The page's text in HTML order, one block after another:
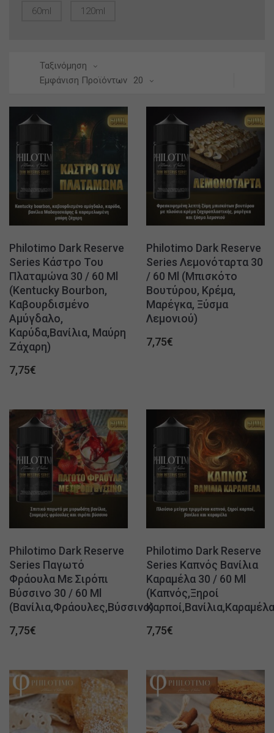
60ml 120ml
Ταξινόμηση
Εμφάνιση Προϊόντων
20
Philotimo Dark Reserve
Series Κάστρο Του
Πλαταμώνα 30 / 60 Ml
(Kentucky Bourbon,
Καβουρδισμένο
Αμύγδαλο,
Καρύδα,Βανίλια, Μαύρη
Ζάχαρη)
7,75€
Philotimo Dark Reserve
Series Λεμονόταρτα 30
/ 60 Ml (Μπισκότο
Βουτύρου, Κρέμα,
Μαρέγκα, Ξύσμα
Λεμονιού)
7,75€
Philotimo Dark Reserve
Series Παγωτό
Φράουλα Με Σιρόπι
Βύσσινο 30 / 60 Ml
(Βανίλια,Φράουλες,Βύσσινο)
7,75€
Philotimo Dark Reserve
Series Καπνός Βανίλια
Καραμέλα 30 / 60 Ml
(Καπνός,Ξηροί
7,75€